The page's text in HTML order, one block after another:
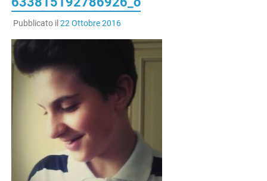
Pubblicato il 22 Ottobre 2016